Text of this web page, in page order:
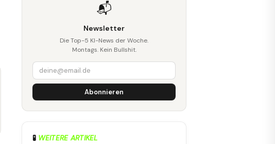
📬
Newsletter
Die Top-5 KI-News der Woche.
Montags. Kein Bullshit.
Abonnieren
🧪 WEITERE ARTIKEL